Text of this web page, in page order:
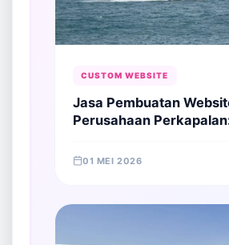
CUSTOM WEBSITE
Jasa Pembuatan
Perusahaan
Pelayaran Global
01 MEI 2026